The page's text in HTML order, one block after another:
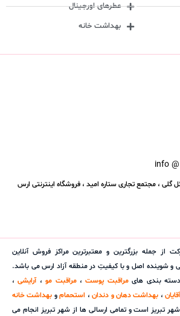
عطرهای اورجینال
بهداشت خانه
info
گلی ، مجتمع تجاری ستاره امید ، فروشگاه اینترنتی ارس
از جمله بزرگترین و معتبرترین مراکز فروش آنلاین
و شوینده اصل و با کیفیتِ در منطقه آزاد ارس می باشد.
بندی هایمراقبت پوست،مراقبت مو،آرایشی،
، بهداشت دهان و دندان، استحمامو بهداشت خانه
تبریز است و تمامی ارسالی ها از شهر تبریز انجام می